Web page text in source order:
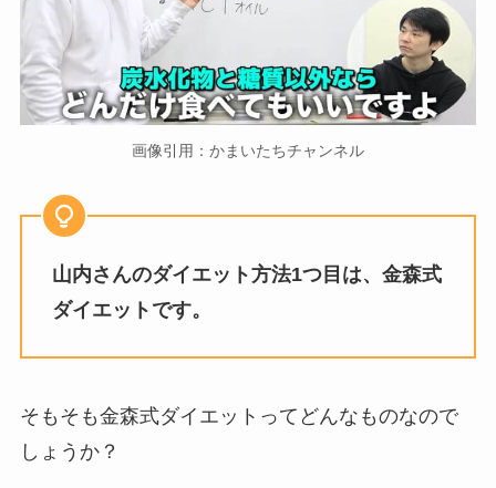
画像引用：かまいたちチャンネル
山内さんのダイエット方法1つ目は、金森式
ダイエットです。
そもそも金森式ダイエットってどんなものなので
しょうか？